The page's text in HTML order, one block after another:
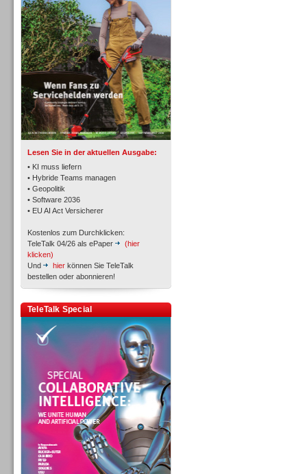
Lesen Sie in der aktuellen Ausgabe:
• KI muss liefern
• Hybride Teams managen
• Geopolitik
• Software 2036
• EU AI Act Versicherer
Kostenlos zum Durchklicken:
TeleTalk 04/26 als ePaper
(hier
klicken)
Und
hier können Sie TeleTalk
bestellen oder abonnieren!
TeleTalk Special
TK- und ACD-Systeme
Workforce-Management
Personal
Personal
Inbound